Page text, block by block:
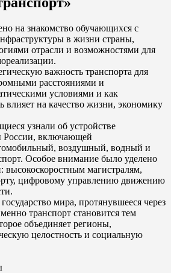
на знакомство обучающихся с
в жизни страны,
отрасли и возможностями для
важность транспорта для
расстояниями и
условиями и как
влияет на качество жизни, экономику
узнали об устройстве
России, включающей
воздушный, водный и
Особое внимание было уделено
магистралям,
цифровому управлению движению
мира, протянувшееся через
транспорт становится тем
объединяет регионы,
целостность и социальную